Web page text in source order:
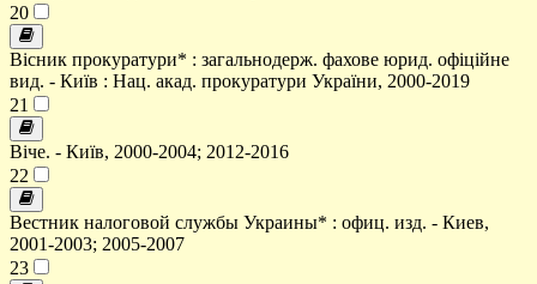
20
Вісник прокуратури* : загальнодерж. фахове юрид. офіційне
вид. - Київ : Нац. акад. прокуратури України, 2000-2019
21
Віче. - Київ, 2000-2004; 2012-2016
22
Вестник налоговой службы Украины* : офиц. изд. - Киев,
2001-2003; 2005-2007
23